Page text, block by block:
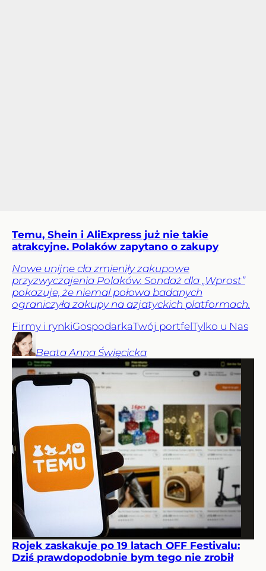
Temu, Shein i AliExpress już nie takie
atrakcyjne. Polaków zapytano o zakupy
Nowe unijne cła zmieniły zakupowe
przyzwyczajenia Polaków. Sondaż dla „Wprost”
pokazuje, że niemal połowa badanych
ograniczyła zakupy na azjatyckich platformach.
Firmy i rynkiGospodarkaTwój portfelTylko u Nas
Beata Anna Święcicka
Rojek zaskakuje po 19 latach OFF Festivalu:
Dziś prawdopodobnie bym tego nie zrobił